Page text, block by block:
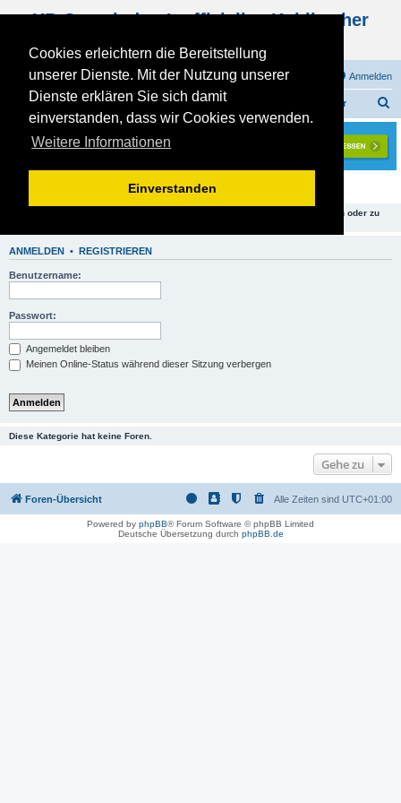
Cookies erleichtern die Bereitstellung
unserer Dienste. Mit der Nutzung unserer
Dienste erklären Sie sich damit
einverstanden, dass wir Cookies verwenden.
Weitere Informationen
Einverstanden
KB Gemeinde - Inoffizielles Kohlbacher
FAQ Anmelden
Registrieren
Foren-Übersicht KOHLBACHER - BAUPHASE Bau - Tagebücher
u
Bau - Tagebücher
Du hast keine ausreichenden Rechte, um Themen in diesem Forum zu sehen oder zu
ANMELDEN • REGISTRIEREN
Benutzername:
Passwort:
Angemeldet bleiben
Meinen Online-Status während dieser Sitzung verbergen
Diese Kategorie hat keine Foren.
Gehe zu
Foren-Übersicht Alle Zeiten sind UTC+01:00
Powered by phpBB® Forum Software © phpBB Limited
Deutsche Übersetzung durch phpBB.de